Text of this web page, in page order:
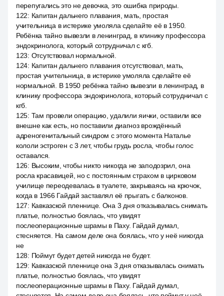
перепугались это не девочка, это ошибка природы.
122: Капитан дальнего плавания, мать, простая
учительница в истерике умоляла сделайте её в 1950.
Ребёнка тайно вывезли в ленинград, в клинику профессора
эндокринолога, который сотрудничал с кгб.
123: Отсутствовал нормальной.
124: Капитан дальнего плавания отсутствовал, мать,
простая учительница, в истерике умоляла сделайте её
нормальной. В 1950 ребёнка тайно вывезли в ленинград, в
клинику профессора эндокринолога, который сотрудничал с
кгб.
125: Там провели операцию, удалили яички, оставили все
внешне как есть, но поставили диагноз врождённый
адреногенитальный синдром с этого момента Наталье
кололи эстроген с 3 лет, чтобы грудь росла, чтобы голос
оставался.
126: Высоким, чтобы никто никогда не заподозрил, она
росла красавицей, но с постоянным страхом в цирковом
училище переодевалась в туалете, закрываясь на крючок,
когда в 1966 Гайдай заставлял её прыгать с балконов.
127: Кавказской пленнице. Она 3 дня отказывалась снимать
платье, полностью боялась, что увидят
послеоперационные шрамы в Паху. Гайдай думал,
стесняется. На самом деле она боялась, что у неё никогда
не
128: Поймут будет детей никогда не будет.
129: Кавказской пленнице она 3 дня отказывалась снимать
платье, полностью боялась, что увидят
послеоперационные шрамы в Паху. Гайдай думал,